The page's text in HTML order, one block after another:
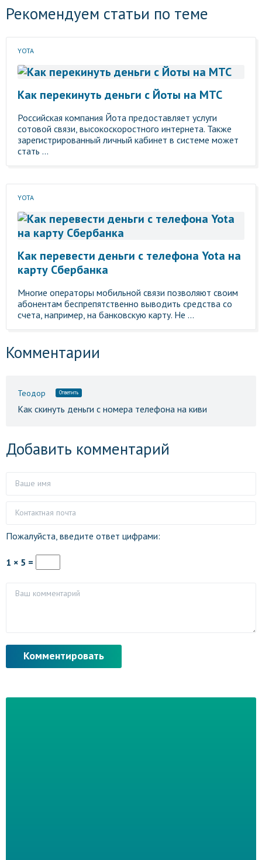
Рекомендуем статьи по теме
YOTA
Как перекинуть деньги с Йоты на МТС
Российская компания Йота предоставляет услуги
сотовой связи, высокоскоростного интернета. Также
зарегистрированный личный кабинет в системе может
стать ...
YOTA
Как перевести деньги с телефона Yota на
карту Сбербанка
Многие операторы мобильной связи позволяют своим
абонентам беспрепятственно выводить средства со
счета, например, на банковскую карту. Не ...
Комментарии
Теодор Ответить
Как скинуть деньги с номера телефона на киви
Добавить комментарий
Пожалуйста, введите ответ цифрами:
1 × 5 =